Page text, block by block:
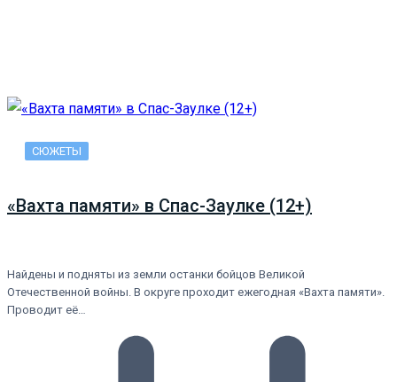
СЮЖЕТЫ
«Вахта памяти» в Спас-Заулке (12+)
Найдены и подняты из земли останки бойцов Великой
Отечественной войны. В округе проходит ежегодная «Вахта памяти».
Проводит её…